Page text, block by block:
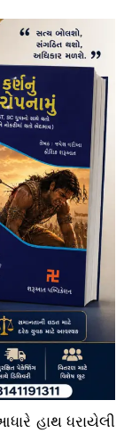
હાથ ધરાયેલી